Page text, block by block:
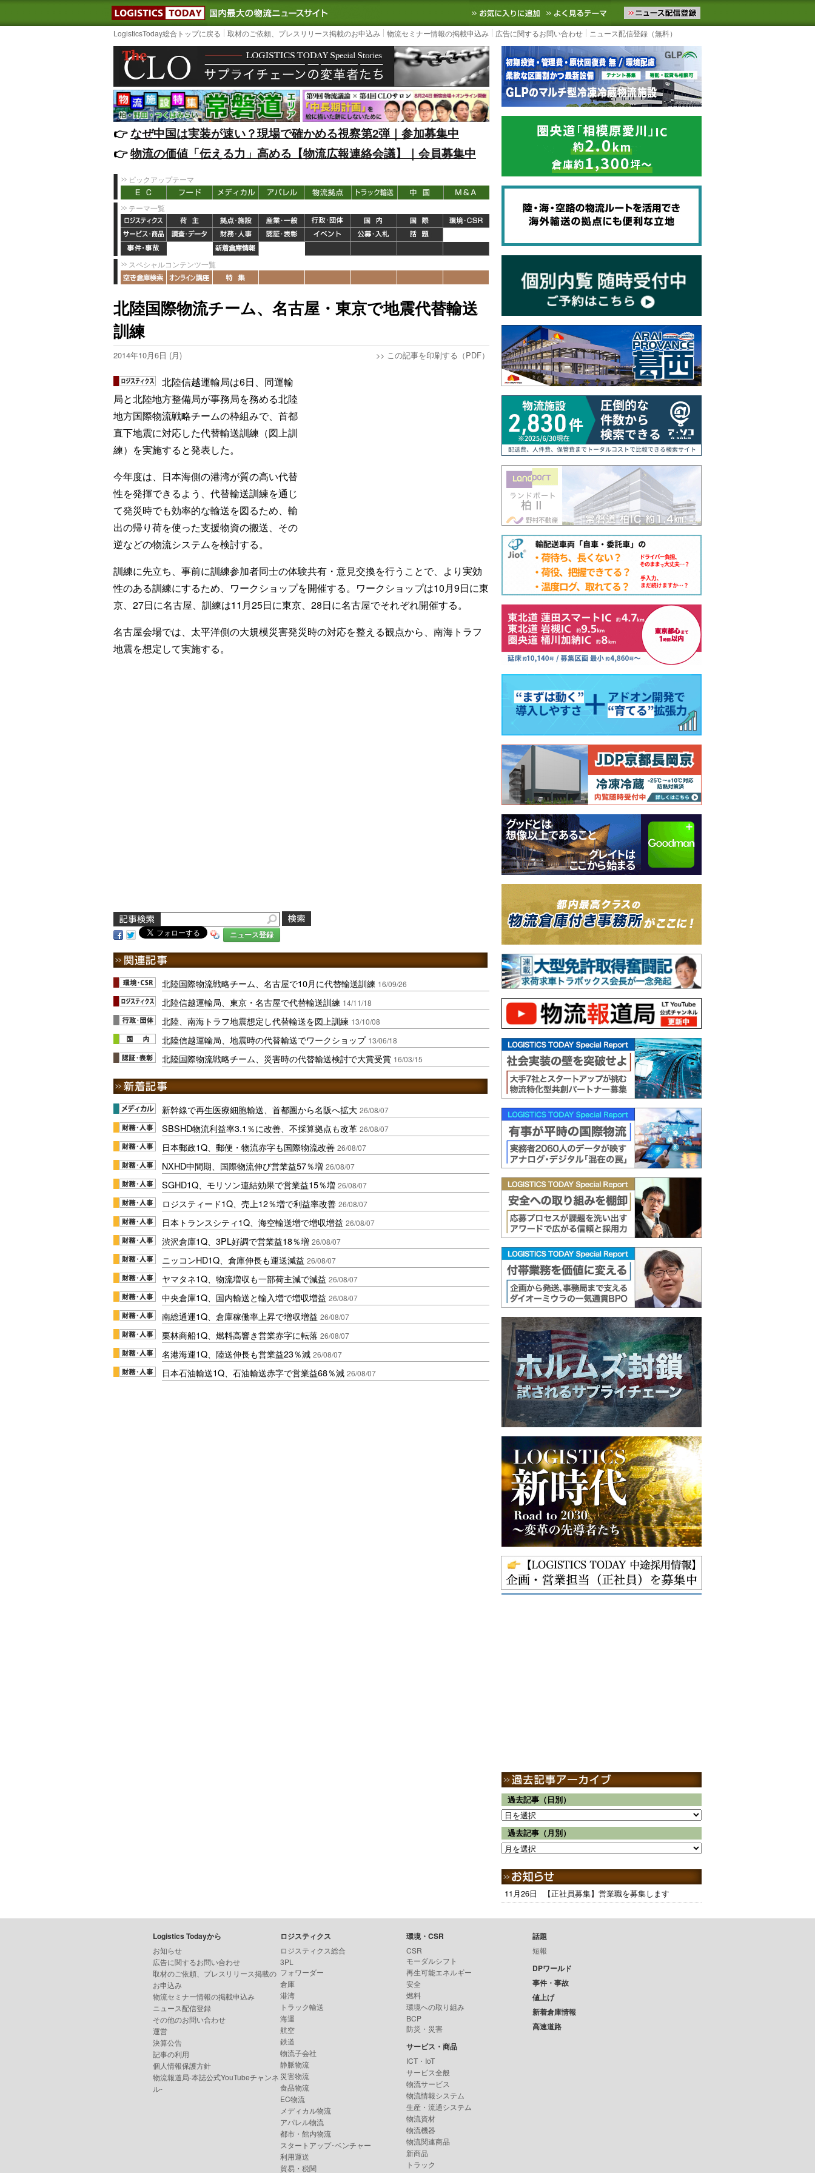
LOGISTICS TODAY｜国内最大の物流ニュースサイト3PL, SCMなど国内外の最新の物流ニュースをお届けします。物流ニュースメール配信を登録す
お気に入りに追加 よく見るテーマ
LogisticsToday総合トップに戻る 取材のご依頼、プレスリリース掲載のお申込み 物流セミナー情報の掲載申込み 広告に関するお問い合わせ ニュース配信登録（無料）
👉️なぜ中国は実装が速い？現場で確かめる視察第2弾｜参加募集中
👉️物流の価値「伝える力」高める【物流広報連絡会議】｜会員募集中
ピックアップテーマ
テーマ一覧
スペシャルコンテンツ一覧
北陸国際物流チーム、名古屋・東京で地震代替輸送
訓練
2014年10月6日 (月) >> この記事を印刷する（PDF）
北陸信越運輸局は6日、同運輸
局と北陸地方整備局が事務局を務める北陸
地方国際物流戦略チームの枠組みで、首都
直下地震に対応した代替輸送訓練（図上訓
練）を実施すると発表した。
今年度は、日本海側の港湾が質の高い代替
性を発揮できるよう、代替輸送訓練を通じ
て発災時でも効率的な輸送を図るため、輸
出の帰り荷を使った支援物資の搬送、その
逆などの物流システムを検討する。
訓練に先立ち、事前に訓練参加者同士の体験共有・意見交換を行うことで、より実効
性のある訓練にするため、ワークショップを開催する。ワークショップは10月9日に東
京、27日に名古屋、訓練は11月25日に東京、28日に名古屋でそれぞれ開催する。
名古屋会場では、太平洋側の大規模災害発災時の対応を整える観点から、南海トラフ
地震を想定して実施する。
ニュース登録
北陸国際物流戦略チーム、名古屋で10月に代替輸送訓練 16/09/26
北陸信越運輸局、東京・名古屋で代替輸送訓練 14/11/18
北陸、南海トラフ地震想定し代替輸送を図上訓練 13/10/08
北陸信越運輸局、地震時の代替輸送でワークショップ 13/06/18
北陸国際物流戦略チーム、災害時の代替輸送検討で大賞受賞 16/03/15
新幹線で再生医療細胞輸送、首都圏から名阪へ拡大 26/08/07
SBSHD物流利益率3.1％に改善、不採算拠点も改革 26/08/07
日本郵政1Q、郵便・物流赤字も国際物流改善 26/08/07
NXHD中間期、国際物流伸び営業益57％増 26/08/07
SGHD1Q、モリソン連結効果で営業益15％増 26/08/07
ロジスティード1Q、売上12％増で利益率改善 26/08/07
日本トランスシティ1Q、海空輸送増で増収増益 26/08/07
渋沢倉庫1Q、3PL好調で営業益18％増 26/08/07
ニッコンHD1Q、倉庫伸長も運送減益 26/08/07
ヤマタネ1Q、物流増収も一部荷主減で減益 26/08/07
中央倉庫1Q、国内輸送と輸入増で増収増益 26/08/07
南総通運1Q、倉庫稼働率上昇で増収増益 26/08/07
栗林商船1Q、燃料高響き営業赤字に転落 26/08/07
名港海運1Q、陸送伸長も営業益23％減 26/08/07
日本石油輸送1Q、石油輸送赤字で営業益68％減 26/08/07
過去記事（日別）
過去記事（月別）
11月26日 【正社員募集】営業職を募集します
Logistics Todayから
お知らせ
広告に関するお問い合わせ
取材のご依頼、プレスリリース掲載の
お申込み
物流セミナー情報の掲載申込み
ニュース配信登録
その他のお問い合わせ
運営
決算公告
記事の利用
個人情報保護方針
物流報道局-本誌公式YouTubeチャンネ
ル-
ロジスティクス
ロジスティクス総合
3PL
フォワーダー
倉庫
港湾
トラック輸送
海運
航空
鉄道
物流子会社
静脈物流
災害物流
食品物流
EC物流
メディカル物流
アパレル物流
都市・館内物流
スタートアップ･ベンチャー
利用運送
貿易・税関
環境・CSR
CSR
モーダルシフト
再生可能エネルギー
安全
燃料
環境への取り組み
BCP
防災・災害
サービス・商品
ICT・IoT
サービス全般
物流サービス
物流情報システム
生産・流通システム
物流資材
物流機器
物流関連商品
新商品
トラック
話題
短報
DPワールド
事件・事故
値上げ
新着倉庫情報
高速道路